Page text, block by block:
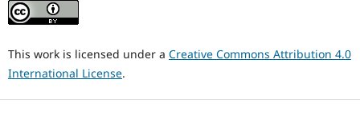
This work is licensed under a Creative Commons Attribution 4.0
International License.